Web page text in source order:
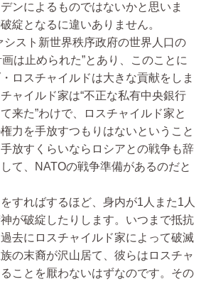
ンによるものではないかと思いま
綻となるに違いありません。
スト新世界秩序政府の世界人口の
は止められた”とあり、このことに
ロスチャイルドは大きな貢献をしま
ャイルド家は“不正な私有中央銀行
来た”わけで、ロスチャイルド家と
力を手放すつもりはないということ
放すくらいならロシアとの戦争も辞
て、NATOの戦争準備があるのだと
すればするほど、身内が1人また1人
が破綻したりします。いつまで抵抗
去にロスチャイルド家によって破滅
の末裔が沢山居て、彼らはロスチャ
ことを厭わないはずなのです。その